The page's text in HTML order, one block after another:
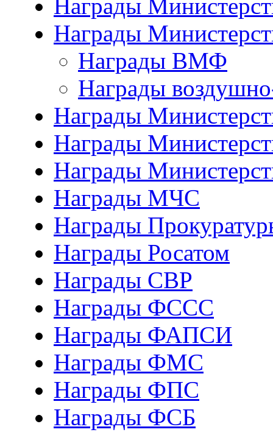
Награды
Награды
Награды ВМФ
Награды
Награды
Награды
Награды
Награды МЧС
Награды
Награды Росатом
Награды СВР
Награды ФCСС
Награды ФАПСИ
Награды ФМС
Награды ФПС
Награды ФСБ